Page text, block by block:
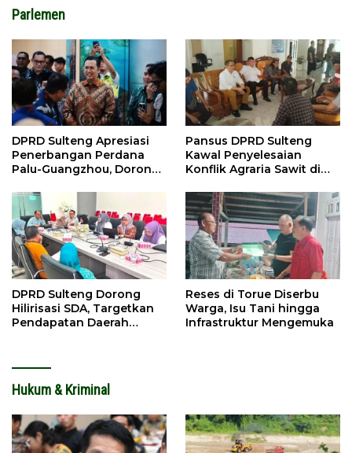
Parlemen
DPRD Sulteng Apresiasi
Penerbangan Perdana
Palu-Guangzhou, Dorong
Pansus DPRD Sulteng
Kawal Penyelesaian
Konflik Agraria Sawit di
DPRD Sulteng Dorong
Hilirisasi SDA, Targetkan
Pendapatan Daerah
Reses di Torue Diserbu
Warga, Isu Tani hingga
Infrastruktur Mengemuka
Hukum & Kriminal